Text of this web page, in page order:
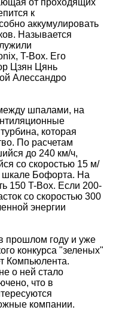
к
аккумулировать
Называется
T-Box. Его
Цзян Цянь
Алессандро
шпалами, на
которая
По расчетам
до 240 км/ч,
со скоростью 15 м/
шкале Бофорта. На
150 T-Box. Если 200-
со скоростью 300
энергии
прошлом году и уже
конкурса "зеленых"
Компьюлента.
о ней стало
что в
компании.